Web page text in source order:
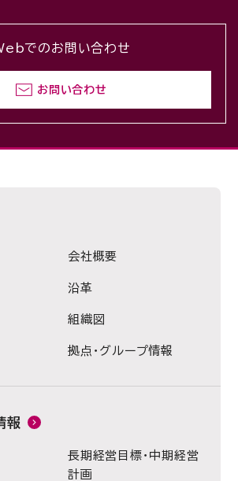
でのお問い合わせ
お問い合わせ
会社概要
沿革
組織図
拠点・グループ情報
報
長期経営目標・中期経営
計画